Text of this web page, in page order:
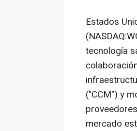
Estados
tecnología
("CCM") y
mercado